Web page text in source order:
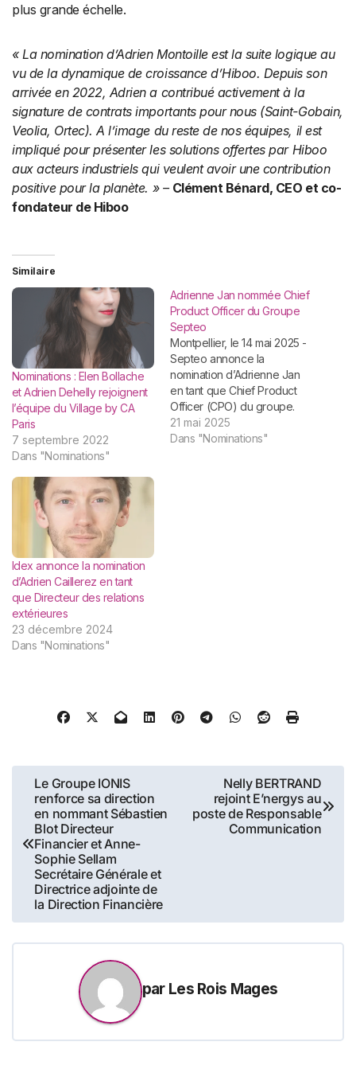
plus grande échelle.
« La nomination d’Adrien Montoille est la suite logique au
vu de la dynamique de croissance d’Hiboo. Depuis son
arrivée en 2022, Adrien a contribué activement à la
signature de contrats importants pour nous (Saint-Gobain,
Veolia, Ortec). A l’image du reste de nos équipes, il est
impliqué pour présenter les solutions offertes par Hiboo
aux acteurs industriels qui veulent avoir une contribution
positive pour la planète. » – Clément Bénard, CEO et co-
fondateur de Hiboo
Similaire
Nominations : Elen Bollache
et Adrien Dehelly rejoignent
l’équipe du Village by CA
Paris
7 septembre 2022
Dans "Nominations"
Adrienne Jan nommée Chief
Product Officer du Groupe
Septeo
Montpellier, le 14 mai 2025 -
Septeo annonce la
nomination d’Adrienne Jan
en tant que Chief Product
Officer (CPO) du groupe.
Rattachée à Laurence
Lafont, Chief Operating
21 mai 2025
Dans "Nominations"
Idex annonce la nomination
d’Adrien Caillerez en tant
que Directeur des relations
extérieures
23 décembre 2024
Dans "Nominations"
Navigation
l’article
Le Groupe IONIS
renforce sa direction
en nommant Sébastien
Blot Directeur
Financier et Anne-
Sophie Sellam
Secrétaire Générale et
Directrice adjointe de
la Direction Financière
Nelly BERTRAND
rejoint E’nergys au
poste de Responsable
Communication
par Les Rois Mages